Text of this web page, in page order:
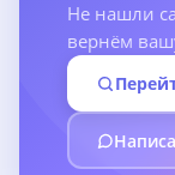
Не нашли
вернём